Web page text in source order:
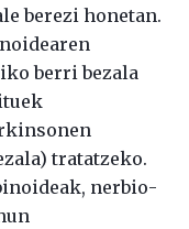
berezi honetan.
berri bezala
tratatzeko.
nerbio-